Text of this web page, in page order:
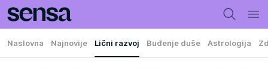
Naslovna Najnovije Lični razvoj Buđenje duše Astrologija